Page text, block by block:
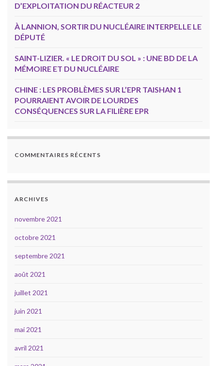
D’EXPLOITATION DU RÉACTEUR 2
À LANNION, SORTIR DU NUCLÉAIRE INTERPELLE LE
DÉPUTÉ
SAINT-LIZIER. « LE DROIT DU SOL » : UNE BD DE LA
MÉMOIRE ET DU NUCLÉAIRE
CHINE : LES PROBLÈMES SUR L’EPR TAISHAN 1
POURRAIENT AVOIR DE LOURDES
CONSÉQUENCES SUR LA FILIÈRE EPR
COMMENTAIRES RÉCENTS
ARCHIVES
novembre 2021
octobre 2021
septembre 2021
août 2021
juillet 2021
juin 2021
mai 2021
avril 2021